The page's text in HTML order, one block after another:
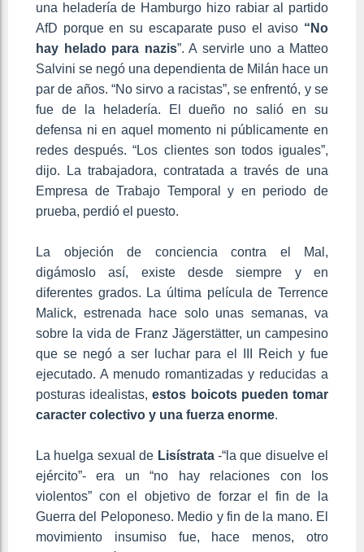
una heladería de Hamburgo hizo rabiar al partido
AfD porque en su escaparate puso el aviso “No
hay helado para nazis”. A servirle uno a Matteo
Salvini se negó una dependienta de Milán hace un
par de años. “No sirvo a racistas”, se enfrentó, y se
fue de la heladería. El dueño no salió en su
defensa ni en aquel momento ni públicamente en
redes después. “Los clientes son todos iguales”,
dijo. La trabajadora, contratada a través de una
Empresa de Trabajo Temporal y en periodo de
prueba, perdió el puesto.
La objeción de conciencia contra el Mal,
digámoslo así, existe desde siempre y en
diferentes grados. La última película de Terrence
Malick, estrenada hace solo unas semanas, va
sobre la vida de Franz Jägerstätter, un campesino
que se negó a ser luchar para el III Reich y fue
ejecutado. A menudo romantizadas y reducidas a
posturas idealistas,estos boicots pueden tomar
caracter colectivo y una fuerza enorme.
La huelga sexual de Lisístrata-“la que disuelve el
ejército”- era un “no hay relaciones con los
violentos” con el objetivo de forzar el fin de la
Guerra del Peloponeso. Medio y fin de la mano. El
movimiento insumiso fue, hace menos, otro